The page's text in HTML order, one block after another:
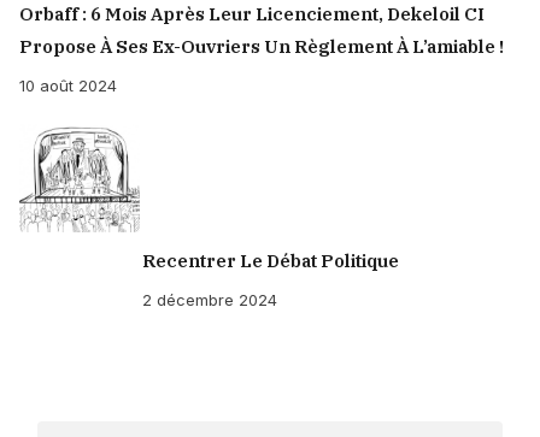
Orbaff : 6 Mois Après Leur Licenciement, Dekeloil CI
Propose À Ses Ex-Ouvriers Un Règlement À L’amiable !
10 août 2024
Recentrer Le Débat Politique
2 décembre 2024